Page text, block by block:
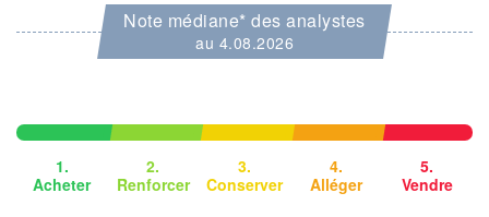
-
DERNIER
ÉCHANGE
Non éligible
Boursobank
+ PORTEFEUILLE + LISTE
Note médiane* des analystes
au 4.08.2026
1.
Acheter
2.
Renforcer
3.
Conserver
4.
Alléger
5.
Vendre